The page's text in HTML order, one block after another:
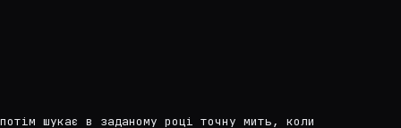
шукає в заданому році точну мить, коли